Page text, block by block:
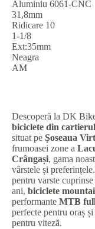
Aluminiu 6061-CNC
31,8mm
Ridicare 10
1-1/8
Ext:35mm
Neagra
AM
Descoperă la DK
biciclete din
situat pe Șoseaua
frumoasei zone a
Crângași, gama
vârstele și
pentru varste
ani, biciclete
performante MTB full
perfecte pentru oraș și
pentru viteză.